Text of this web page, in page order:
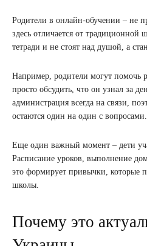
Родители в онлайн-обучении – не
здесь отличается от
тетради и не стоят над душой, а
Например, родители могут помочь
просто обсудить, что он узнал за
администрация всегда на связи,
остаются один на один с вопросами.
Еще один важный момент – дети
Расписание уроков, выполнение
это формирует привычки, которые
школы.
Почему это